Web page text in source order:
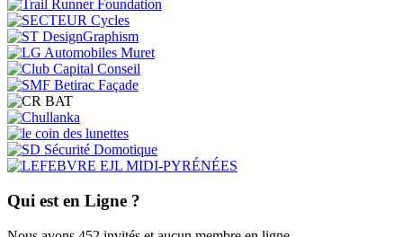
Qui est en Ligne ?